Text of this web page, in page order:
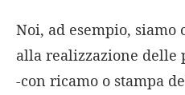
Noi, ad esempio, siamo
alla realizzazione delle
-con ricamo o stampa